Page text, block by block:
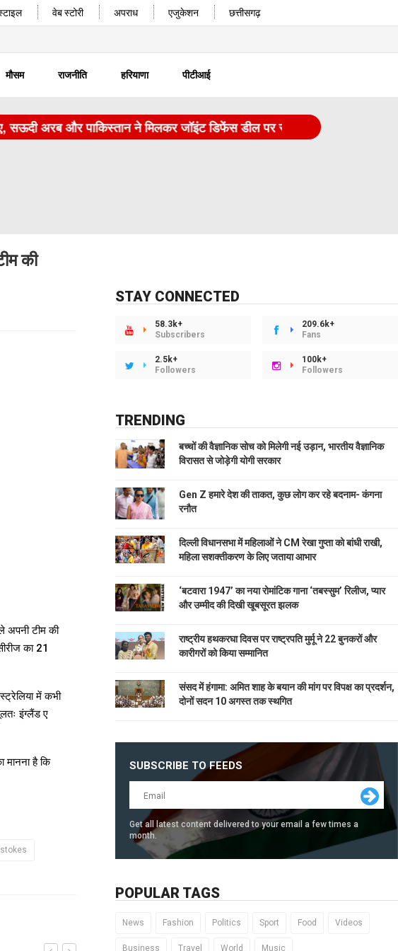
वेब स्टोरी अपराध एजुकेशन छत्तीसगढ़
मौसम राजनीति हरियाणा पीटीआई
अरब और पाकिस्तान ने मिलकर जॉइंट डिफेंस डील पर साइन किए |
की
टीम की
का 21
में कभी
इंग्लैंड ए
मानना ​​है कि
STAY CONNECTED
58.3k+
Subscribers
209.6k+
Fans
2.5k+
Followers
100k+
Followers
TRENDING
बच्चों की वैज्ञानिक सोच को मिलेगी नई उड़ान, भारतीय वैज्ञानिक
विरासत से जोड़ेगी योगी सरकार
Gen Z हमारे देश की ताकत, कुछ लोग कर रहे बदनाम- कंगना
रनौत
दिल्ली विधानसभा में महिलाओं ने CM रेखा गुप्ता को बांधी राखी,
महिला सशक्तीकरण के लिए जताया आभार
‘बटवारा 1947’ का नया रोमांटिक गाना ‘तबस्सुम’ रिलीज, प्यार
और उम्मीद की दिखी खूबसूरत झलक
राष्ट्रीय हथकरघा दिवस पर राष्ट्रपति मुर्मू ने 22 बुनकरों और
कारीगरों को किया सम्मानित
संसद में हंगामा: अमित शाह के बयान की मांग पर विपक्ष का प्रदर्शन,
दोनों सदन 10 अगस्त तक स्थगित
SUBSCRIBE TO FEEDS
Get all latest content delivered to your email a few times a
month.
POPULAR TAGS
News Fashion Politics Sport Food Videos
Business Travel World Music